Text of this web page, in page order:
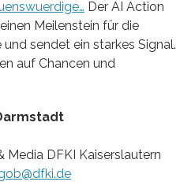
Der AI Action
Meilenstein für die
sendet ein starkes Signal.
auf Chancen und
Media DFKI Kaiserslautern